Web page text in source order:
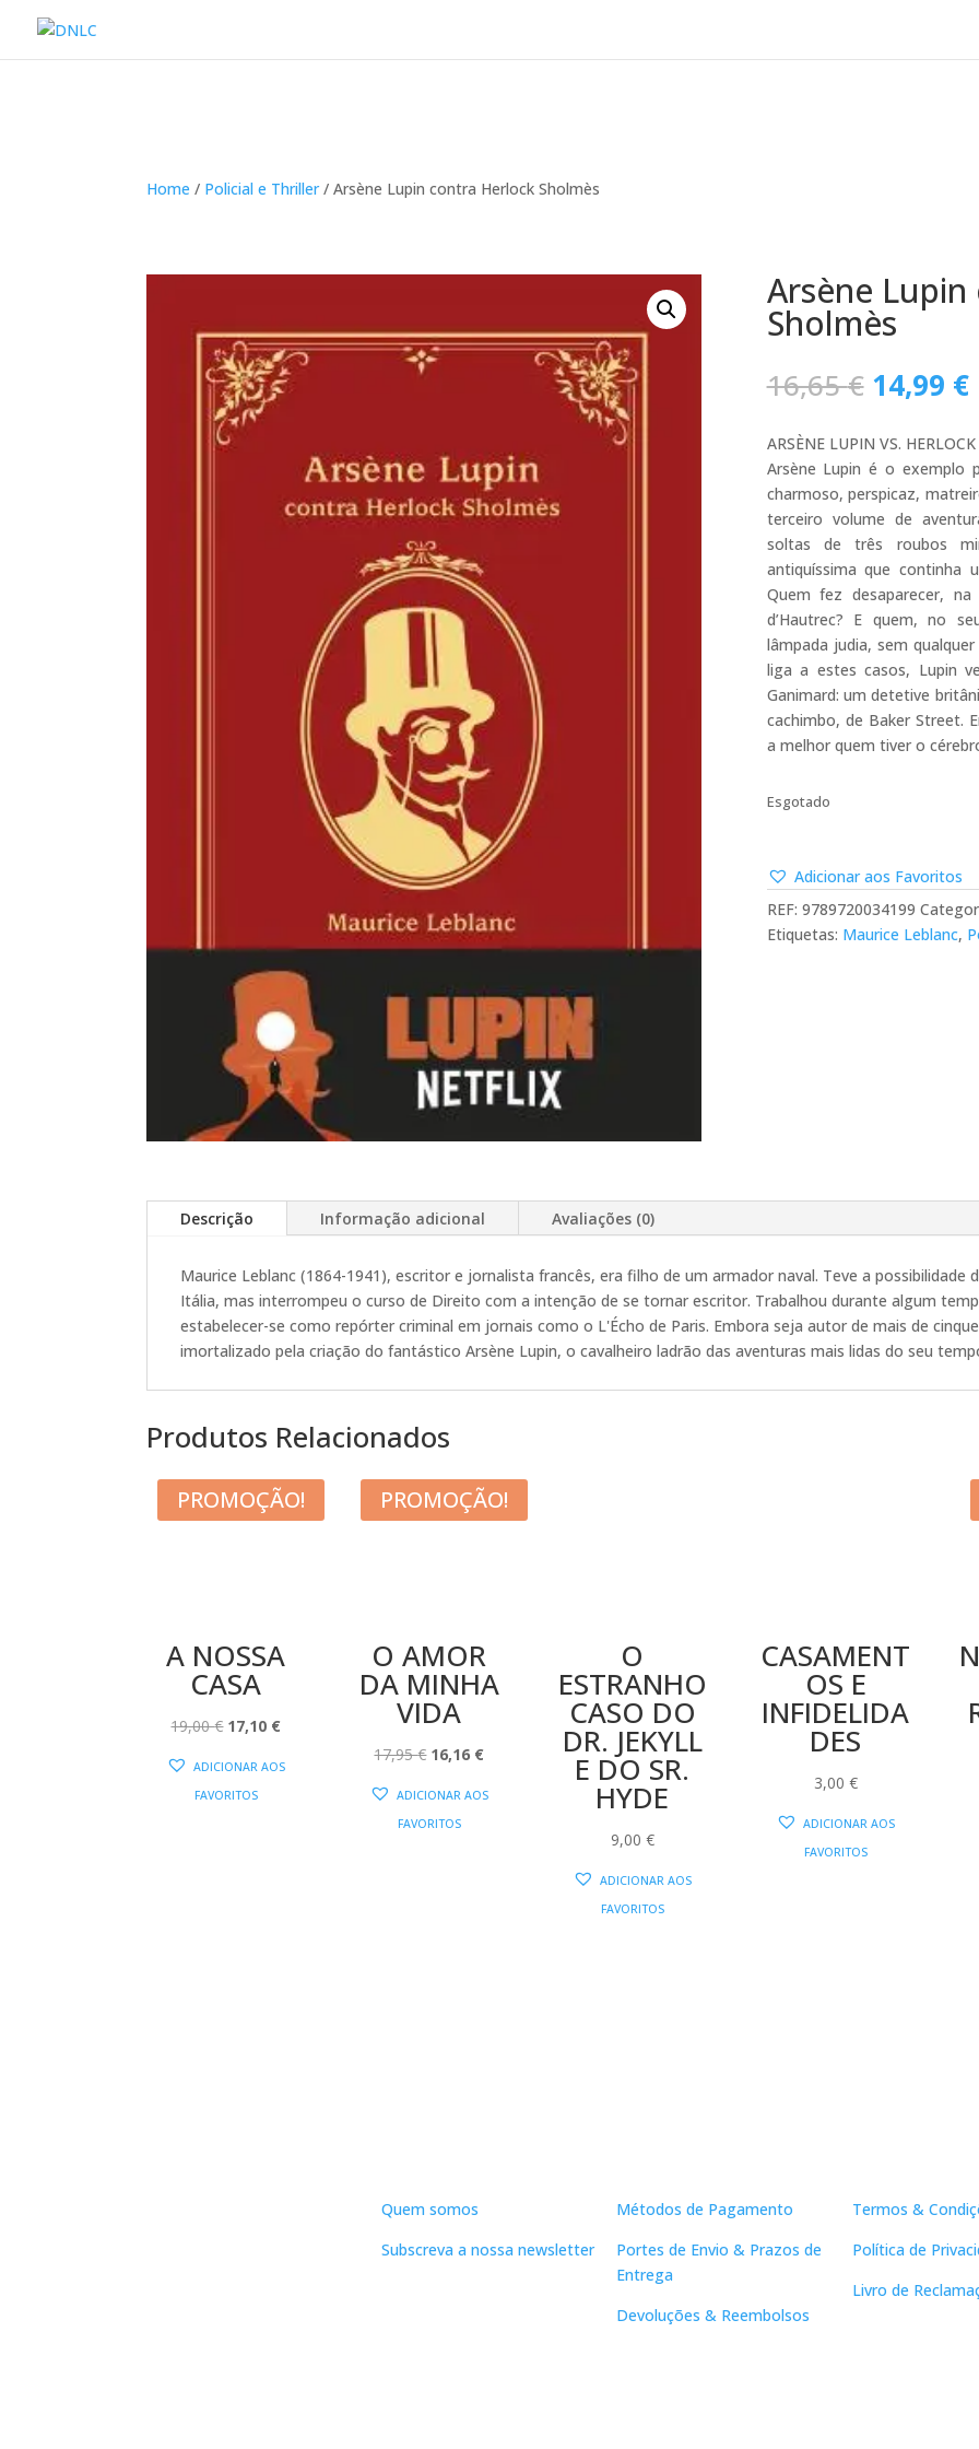
Home / Policial e Thriller/ Arsène Lupin contra Herlock Sholmès
Arsène
Sholmès
16,65€ O
preço
original
era:
16,65 €.
14,99 €O
ARSÈNE LUPIN VS.
Arsène Lupin é o exemplo
charmoso, perspicaz,
terceiro volume de
soltas de três roubos
antiquíssima que continha
Quem fez desaparecer,
d’Hautrec? E quem, no
lâmpada judia, sem
liga a estes casos, Lupin
Ganimard: um detetive
cachimbo, de Baker Street.
a melhor quem tiver o
Esgotado
Adicionar aos Favoritos
REF: 9789720034199
Etiquetas: Maurice Leblanc,
Descrição Informação adicional Avaliações (0)
Maurice Leblanc (1864-1941), escritor e jornalista francês, era filho de um armador naval. Teve a possibilidade
Itália, mas interrompeu o curso de Direito com a intenção de se tornar escritor. Trabalhou durante algum
estabelecer-se como repórter criminal em jornais como o L'Écho de Paris. Embora seja autor de mais de
imortalizado pela criação do fantástico Arsène Lupin, o cavalheiro ladrão das aventuras mais lidas do seu
Produtos Relacionados
PROMOÇÃO!
A NOSSA
CASA
19,00€ O
17,10 €O
ADICIONAR AOS
FAVORITOS
PROMOÇÃO!
O AMOR
DA MINHA
VIDA
17,95€ O
16,16 €O
ADICIONAR AOS
FAVORITOS
O
ESTRANHO
CASO DO
DR. JEKYLL
E DO SR.
HYDE
9,00 €
ADICIONAR AOS
FAVORITOS
CASAMENT
OS E
INFIDELIDA
DES
3,00 €
ADICIONAR AOS
FAVORITOS
Quem somos
Subscreva a nossa newsletter
Métodos de Pagamento
Portes de Envio & Prazos de
Entrega
Devoluções & Reembolsos
Termos &
Política de
Livro de